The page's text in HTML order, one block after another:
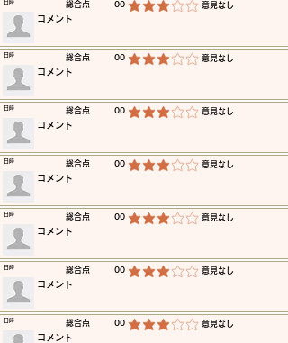
​総合点 00 平均評価 3 /5 ​意見なし
​日時
​コメント
​総合点 00 平均評価 3 /5 ​意見なし
​日時
​コメント
​総合点 00 平均評価 3 /5 ​意見なし
​日時
​コメント
​総合点 00 平均評価 3 /5 ​意見なし
​日時
​コメント
​総合点 00 平均評価 3 /5 ​意見なし
​日時
​コメント
​総合点 00 平均評価 3 /5 ​意見なし
​日時
​コメント
​総合点 00 平均評価 3 /5 ​意見なし
​日時
​コメント